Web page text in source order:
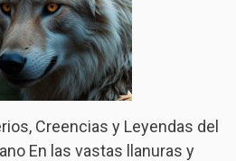
Creencias y Leyendas del
En las vastas llanuras y